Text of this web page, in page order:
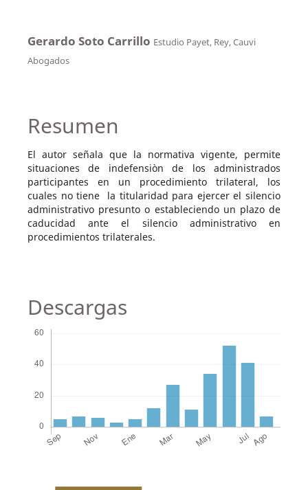
Gerardo Soto Carrillo Estudio Payet, Rey, Cauvi
Abogados
Resumen
El autor señala que la normativa vigente, permite
situaciones de indefensiòn de los administrados
participantes en un procedimiento trilateral, los
cuales no tiene la titularidad para ejercer el silencio
administrativo presunto o estableciendo un plazo de
caducidad ante el silencio administrativo en
procedimientos trilaterales.
Descargas